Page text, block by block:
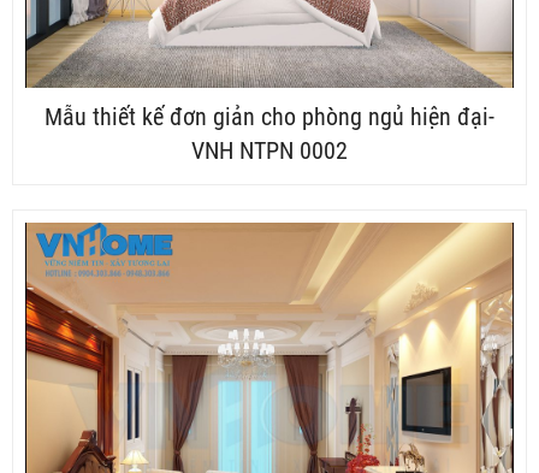
Mẫu thiết kế đơn giản cho phòng ngủ hiện đại-
VNH NTPN 0002